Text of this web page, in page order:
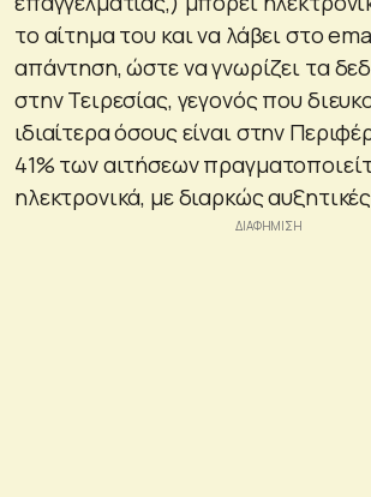
το αίτημα του και να λάβει στο
απάντηση, ώστε να γνωρίζει τα
στην Τειρεσίας, γεγονός που
ιδιαίτερα όσους είναι στην
41% των αιτήσεων
ηλεκτρονικά, με διαρκώς